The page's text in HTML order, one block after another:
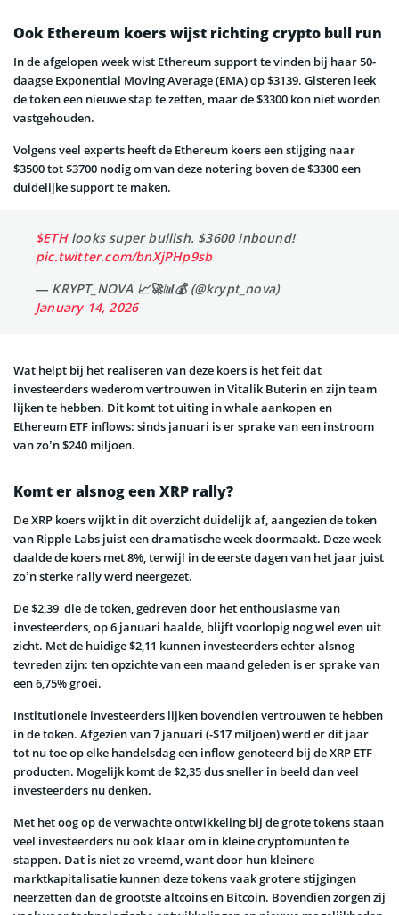
Ook Ethereum koers wijst richting crypto bull run
In de afgelopen week wist Ethereum support te vinden bij haar 50-
daagse Exponential Moving Average (EMA) op $3139. Gisteren leek
de token een nieuwe stap te zetten, maar de $3300 kon niet worden
vastgehouden.
Volgens veel experts heeft de Ethereum koers een stijging naar
$3500 tot $3700 nodig om van deze notering boven de $3300 een
duidelijke support te maken.
$ETHlooks super bullish. $3600 inbound!
pic.twitter.com/bnXjPHp9sb
— KRYPT_NOVA 📈🚀📊💰 (@krypt_nova)
January 14, 2026
Wat helpt bij het realiseren van deze koers is het feit dat
investeerders wederom vertrouwen in Vitalik Buterin en zijn team
lijken te hebben. Dit komt tot uiting in whale aankopen en
Ethereum ETF inflows: sinds januari is er sprake van een instroom
van zo’n $240 miljoen.
Komt er alsnog een XRP rally?
De XRP koers wijkt in dit overzicht duidelijk af, aangezien de token
van Ripple Labs juist een dramatische week doormaakt. Deze week
daalde de koers met 8%, terwijl in de eerste dagen van het jaar juist
zo’n sterke rally werd neergezet.
De $2,39 die de token, gedreven door het enthousiasme van
investeerders, op 6 januari haalde, blijft voorlopig nog wel even uit
zicht. Met de huidige $2,11 kunnen investeerders echter alsnog
tevreden zijn: ten opzichte van een maand geleden is er sprake van
een 6,75% groei.
Institutionele investeerders lijken bovendien vertrouwen te hebben
in de token. Afgezien van 7 januari (-$17 miljoen) werd er dit jaar
tot nu toe op elke handelsdag een inflow genoteerd bij de XRP ETF
producten. Mogelijk komt de $2,35 dus sneller in beeld dan veel
investeerders nu denken.
Met het oog op de verwachte ontwikkeling bij de grote tokens staan
veel investeerders nu ook klaar om in kleine cryptomunten te
stappen. Dat is niet zo vreemd, want door hun kleinere
marktkapitalisatie kunnen deze tokens vaak grotere stijgingen
neerzetten dan de grootste altcoins en Bitcoin. Bovendien zorgen zij